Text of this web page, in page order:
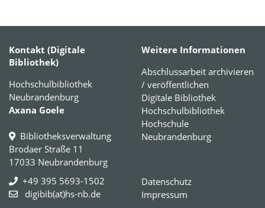
Kontakt (Digitale
Bibliothek)
Hochschulbibliothek
Neubrandenburg
Axana Goele
Bibliotheksverwaltung
Brodaer Straße 11
17033 Neubrandenburg
+49 395 5693-1502
digibib(at)hs-nb.de
Weitere Informationen
Abschlussarbeit archivieren
/ veröffentlichen
Digitale Bibliothek
Hochschulbibliothek
Hochschule
Neubrandenburg
Datenschutz
Impressum